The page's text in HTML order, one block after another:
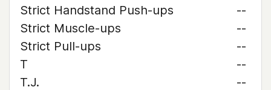
Strict Handstand Push-ups
--
Strict Muscle-ups
--
Strict Pull-ups
--
T
--
T.J.
--